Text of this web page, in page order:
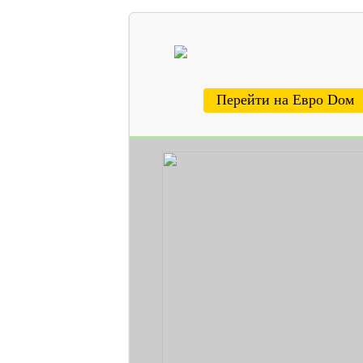
Перейти на Евро Dом